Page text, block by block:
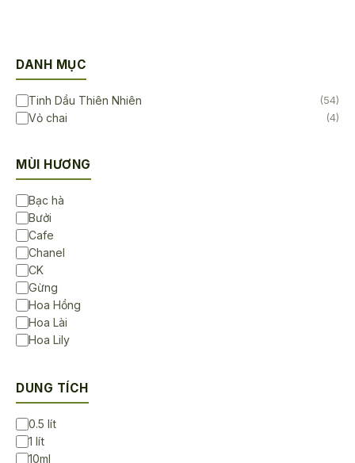
DANH MỤC
Tinh Dầu Thiên Nhiên (54)
Vỏ chai (4)
MÙI HƯƠNG
Bạc hà
Bưởi
Cafe
Chanel
CK
Gừng
Hoa Hồng
Hoa Lài
Hoa Lily
Không Mùi
Ngọc lan tây
Sả chanh
DUNG TÍCH
0.5 lít
1 lít
10ml